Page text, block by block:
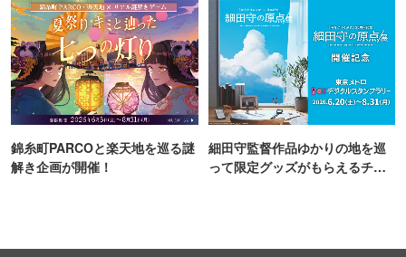
錦糸町PARCOと楽天地を巡る謎
解き企画が開催！
細田守監督作品ゆかりの地を巡
って限定グッズがもらえるチャ